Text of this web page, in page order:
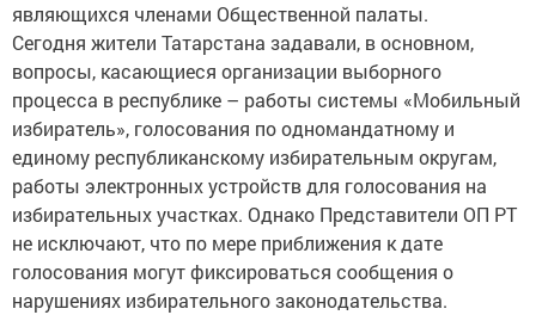
являющихся членами Общественной палаты.
Сегодня жители Татарстана задавали, в основном,
вопросы, касающиеся организации выборного
процесса в республике – работы системы «Мобильный
избиратель», голосования по одномандатному и
единому республиканскому избирательным округам,
работы электронных устройств для голосования на
избирательных участках. Однако Представители ОП РТ
не исключают, что по мере приближения к дате
голосования могут фиксироваться сообщения о
нарушениях избирательного законодательства.